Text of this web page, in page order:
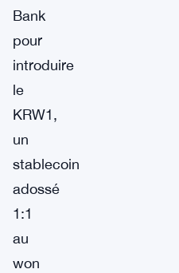
Bank
pour
introduire
le
KRW1,
un
stablecoin
adossé
1:1
au
won